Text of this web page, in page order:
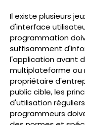
Il existe plusieurs
d'interface
programmation
suffisamment
l'application avant
multiplateforme ou
propriétaire
public cible, les
d'utilisation
programmeurs